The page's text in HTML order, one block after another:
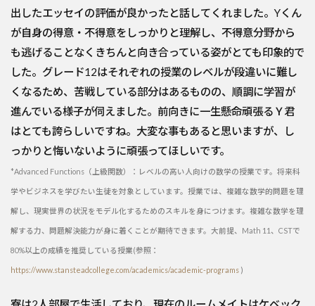
出したエッセイの評価が良かったと話してくれました。Yくん
が自身の得意・不得意をしっかりと理解し、不得意分野から
も逃げることなくきちんと向き合っている姿がとても印象的で
した。グレード12はそれぞれの授業のレベルが段違いに難し
くなるため、苦戦している部分はあるものの、順調に学習が
進んでいる様子が伺えました。前向きに一生懸命頑張るＹ君
はとても誇らしいですね。大変な事もあると思いますが、し
っかりと悔いないように頑張ってほしいです。
*Advanced Functions（上級関数）：レベルの高い人向けの数学の授業です。将来科
学やビジネスを学びたい生徒を対象としています。授業では、複雑な数学的問題を理
解し、現実世界の状況をモデル化するためのスキルを身につけます。複雑な数学を理
解する力、問題解決能力が身に着くことが期待できます。大前提、Math 11、CSTで
80%以上の成績を推奨している授業(参照：
https://www.stansteadcollege.com/academics/academic-programs )